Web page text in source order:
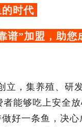
时代
谱”加盟，助
立，集养殖、研
能够吃上安全
好一条鱼，决